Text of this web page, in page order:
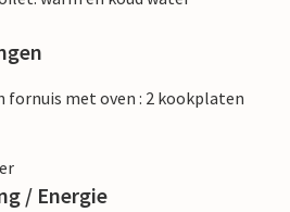
fornuis met oven : 2 kookplaten
/ Energie